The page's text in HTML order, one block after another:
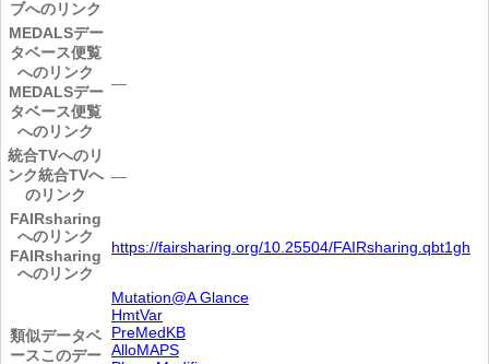
ブへのリンク
MEDALSデー
タベース便覧
へのリンク
MEDALSデー
タベース便覧
へのリンク
―
統合TVへのリ
ンク統合TVへ
のリンク
―
FAIRsharing
へのリンク
FAIRsharing
へのリンク
https://fairsharing.org/10.25504/FAIRsharing.qbt1gh
類似データベ
ースこのデー
Mutation@A Glance
HmtVar
PreMedKB
AlloMAPS